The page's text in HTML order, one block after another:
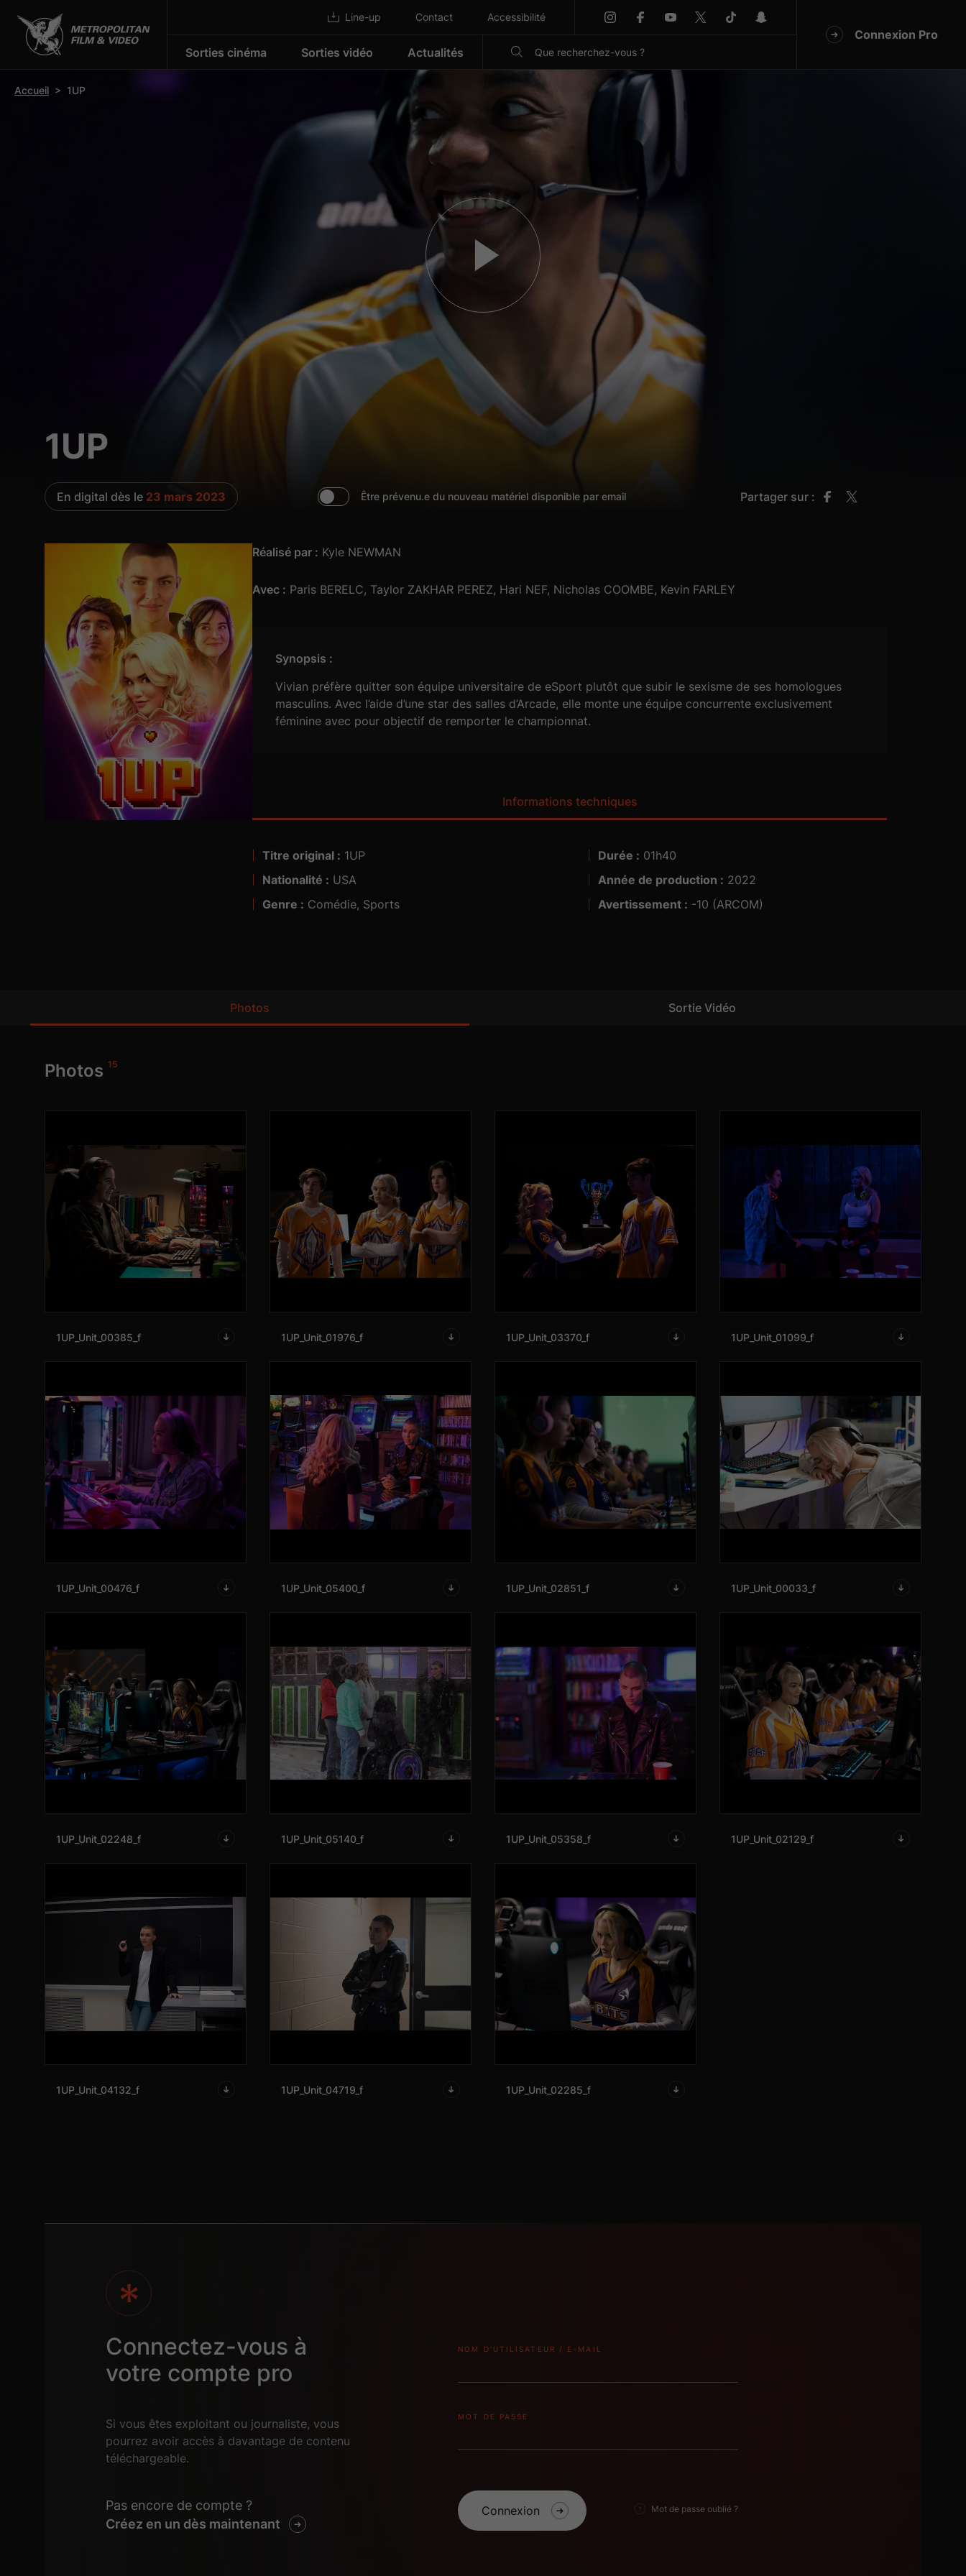
barre d’outils
Line-up Contact Accessibilité
Sorties cinéma Sorties vidéo Actualités
Connexion Pro
Accueil > 1UP
1UP
En digital dès le 23 mars 2023 Être prévenu.e du nouveau matériel disponible par email Partager sur :
Réalisé par : Kyle NEWMAN
Avec : Paris BERELC, Taylor ZAKHAR PEREZ, Hari NEF, Nicholas COOMBE, Kevin FARLEY
Synopsis :
Vivian préfère quitter son équipe universitaire de eSport plutôt que subir le sexisme de ses homologues
masculins. Avec l’aide d’une star des salles d’Arcade, elle monte une équipe concurrente exclusivement
féminine avec pour objectif de remporter le championnat.
Informations techniques
Titre original : 1UP
Nationalité : USA
Genre : Comédie, Sports
Durée : 01h40
Année de production : 2022
Avertissement : -10 (ARCOM)
Photos Sortie Vidéo
Photos 15
1UP_Unit_00385_f 1UP_Unit_01976_f 1UP_Unit_03370_f 1UP_Unit_01099_f
1UP_Unit_00476_f 1UP_Unit_05400_f 1UP_Unit_02851_f 1UP_Unit_00033_f
1UP_Unit_02248_f 1UP_Unit_05140_f 1UP_Unit_05358_f 1UP_Unit_02129_f
1UP_Unit_04132_f 1UP_Unit_04719_f 1UP_Unit_02285_f
Connectez-vous à
votre compte pro
Si vous êtes exploitant ou journaliste, vous
pourrez avoir accès à davantage de contenu
téléchargeable.
Pas encore de compte ?
Créez en un dès maintenant
NOM D'UTILISATEUR / E-MAIL
MOT DE PASSE
Mot de passe oublié ?